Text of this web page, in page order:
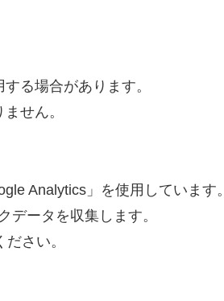
る場合があります。
せん。
Analytics」を使用しています。
データを収集します。
さい。